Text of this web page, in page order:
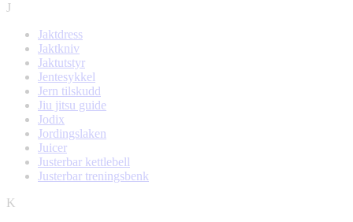
J
Jaktdress
Jaktkniv
Jaktutstyr
Jentesykkel
Jern tilskudd
Jiu jitsu guide
Jodix
Jordingslaken
Juicer
Justerbar kettlebell
Justerbar treningsbenk
K